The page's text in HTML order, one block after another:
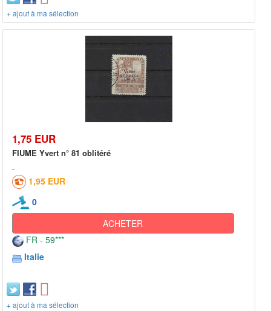
+ ajout à ma sélection
1,75 EUR
FIUME Yvert n° 81 oblitéré
1,95 EUR
0
ACHETER
FR - 59***
Italie
+ ajout à ma sélection